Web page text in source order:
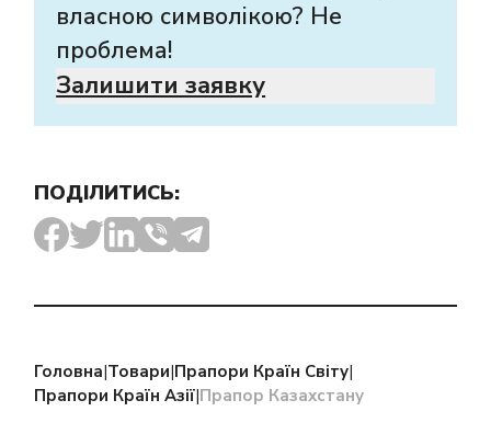
власною символікою? Не
проблема!
Залишити заявку
ПОДІЛИТИСЬ:
Головна|Товари|Прапори Країн Світу|
Прапори Країн Азії|Прапор Казахстану